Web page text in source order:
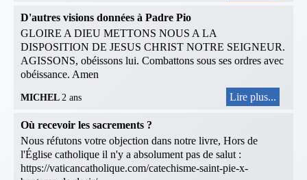
D'autres visions données à Padre Pio
GLOIRE A DIEU METTONS NOUS A LA
DISPOSITION DE JESUS CHRIST NOTRE SEIGNEUR.
AGISSONS, obéissons lui. Combattons sous ses ordres avec
obéissance. Amen
MICHEL 2 ans Lire plus...
Où recevoir les sacrements ?
Nous réfutons votre objection dans notre livre, Hors de
l'Église catholique il n'y a absolument pas de salut :
https://vaticancatholique.com/catechisme-saint-pie-x-